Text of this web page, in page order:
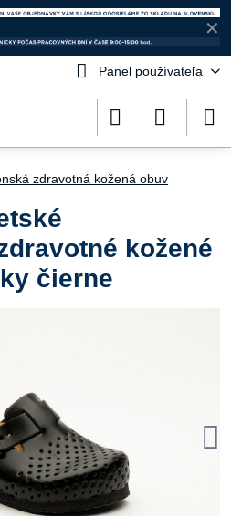
✕
Panel používateľa
zdravotná kožená obuv
kožené
čierne